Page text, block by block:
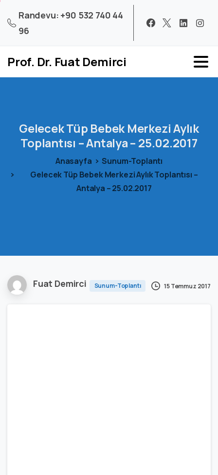
Randevu: +90 532 740 44
96
Prof. Dr. Fuat Demirci
GelecekTüp Bebek MerkeziAylık
Toplantısı –Antalya– 25.02.2017
Anasayfa
Sunum-Toplantı
Gelecek Tüp Bebek Merkezi Aylık Toplantısı –
Antalya – 25.02.2017
Fuat Demirci Sunum-Toplantı 15 Temmuz 2017